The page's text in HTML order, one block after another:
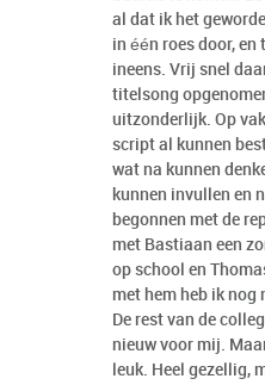
al dat ik het
in één roes door, en
ineens. Vrij snel
titelsong
uitzonderlijk. Op
script al kunnen
wat na kunnen
kunnen invullen en
begonnen met de
met Bastiaan een
op school en
met hem heb ik nog
De rest van de
nieuw voor mij.
leuk. Heel gezellig,